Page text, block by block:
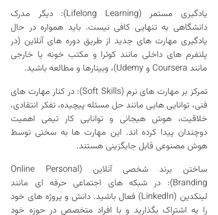
یادگیری مستمر (Lifelong Learning): دیگر مدرک
دانشگاهی به تنهایی کافی نیست. باید همواره در حال
یادگیری مهارت های جدید از طریق دوره های آنلاین (در
پلتفرم های داخلی مانند کوئرا و مکتب خونه یا خارجی
مانند Coursera و Udemy)، وبینارها و مطالعه باشید.
تمرکز بر مهارت های نرم (Soft Skills): در کنار مهارت های
فنی، توانایی هایی مانند حل مسئله پیچیده، تفکر انتقادی،
خلاقیت، هوش هیجانی و توانایی کار تیمی اهمیت
دوچندان پیدا کرده اند. این مهارت ها به سختی توسط
هوش مصنوعی قابل جایگزینی هستند.
ساختن برند شخصی آنلاین (Online Personal
Branding): در شبکه های اجتماعی حرفه ای مانند
لینکدین (LinkedIn) فعال باشید. دانش و پروژه های خود
را به اشتراک بگذارید و با افراد متخصص در حوزه خود